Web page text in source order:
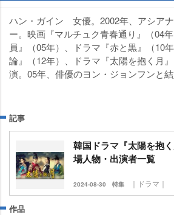
ハン・ガイン 女優。2002年、アシア
ー。映画『マルチュク青春通り』（04
員』（05年）、ドラマ『赤と黒』（10
論』（12年）、ドラマ『太陽を抱く月
演。05年、俳優のヨン・ジョンフンと結
記事
韓国ドラマ『太陽を抱
場人物・出演者一覧
2024-08-30 特集 ｜ドラマ｜
作品